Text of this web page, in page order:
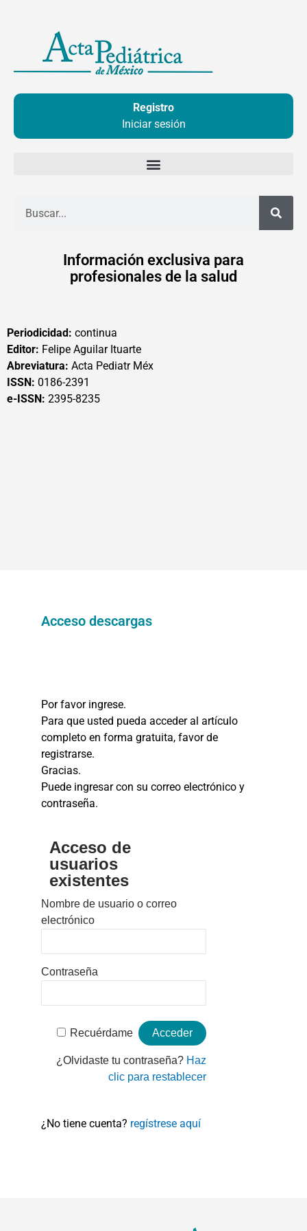
contenido
Registro
Iniciar sesión
Información exclusiva para
profesionales de la salud
Periodicidad: continua
Editor: Felipe Aguilar Ituarte
Abreviatura: Acta Pediatr Méx
ISSN: 0186-2391
e-ISSN: 2395-8235
Acceso descargas
Por favor ingrese.
Para que usted pueda acceder al artículo
completo en forma gratuita, favor de
registrarse.
Gracias.
Puede ingresar con su correo electrónico y
contraseña.
Acceso de
usuarios
existentes
Nombre de usuario o correo
electrónico
Contraseña
Recuérdame
¿Olvidaste tu contraseña? Haz
clic para restablecer
¿No tiene cuenta? regístrese aquí